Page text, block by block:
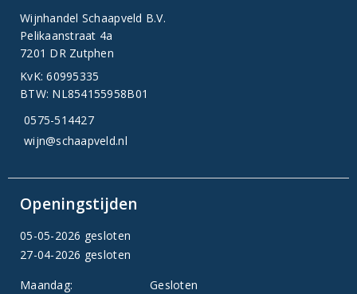
Wijnhandel Schaapveld B.V.
Pelikaanstraat 4a
7201 DR Zutphen
KvK: 60995335
BTW: NL854155958B01
0575-514427
wijn@schaapveld.nl
Openingstijden
05-05-2026 gesloten
27-04-2026 gesloten
Maandag:
Gesloten